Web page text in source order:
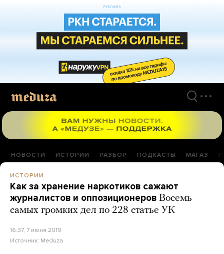
НОВОСТИ ИСТОРИИ РАЗБОР ПОДКАСТЫ МАГАЗ
ИСТОРИИ
Как за хранение наркотиков сажают
журналистов и оппозиционеров Восемь
самых громких дел по 228 статье УК
16:37, 7 июня 2019
Источник: Meduza